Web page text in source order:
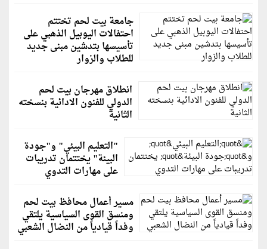
جامعة بيت لحم تختتم
احتفالات اليوبيل الذهبي على
تأسيسها بتدشين مبنى جديد
للطلاب والزوار
انطلاق مهرجان بيت لحم
الدولي للفنون الادائية بنسخته
الثانية
"التعليم البيئي" و"جودة
البيئة" يختتمان تدريبات
على مهارات التدوي
مسير أعمال محافظ بيت لحم
ومنسق القوى السياسية يلتقي
وفداً قيادياً من النضال الشعبي